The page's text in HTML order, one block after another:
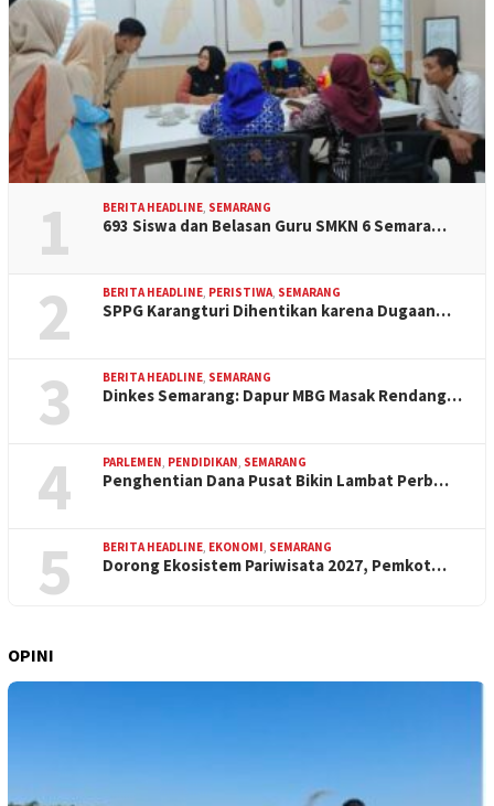
1 BERITA HEADLINE, SEMARANG
693 Siswa dan Belasan Guru SMKN 6 Semara…
2 BERITA HEADLINE, PERISTIWA, SEMARANG
SPPG Karangturi Dihentikan karena Dugaan…
3 BERITA HEADLINE, SEMARANG
Dinkes Semarang: Dapur MBG Masak Rendang…
4 PARLEMEN, PENDIDIKAN, SEMARANG
Penghentian Dana Pusat Bikin Lambat Perb…
5 BERITA HEADLINE, EKONOMI, SEMARANG
Dorong Ekosistem Pariwisata 2027, Pemkot…
OPINI